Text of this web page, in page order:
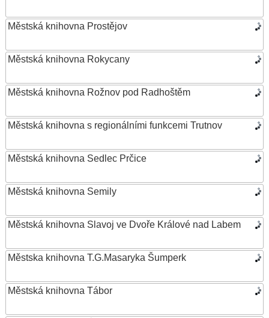
Městská knihovna Prostějov
Městská knihovna Rokycany
Městská knihovna Rožnov pod Radhoštěm
Městská knihovna s regionálními funkcemi Trutnov
Městská knihovna Sedlec Prčice
Městská knihovna Semily
Městská knihovna Slavoj ve Dvoře Králové nad Labem
Městska knihovna T.G.Masaryka Šumperk
Městská knihovna Tábor